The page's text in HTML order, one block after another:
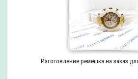
Изготовление ремешка на заказ